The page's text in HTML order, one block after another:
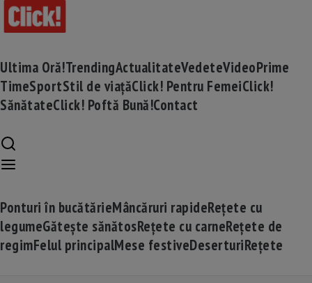
Ultima Oră!TrendingActualitateVedeteVideoPrime
TimeSportStil de viațăClick! Pentru FemeiClick!
SănătateClick! Poftă Bună!Contact
Ponturi în bucătărieMâncăruri rapideRețete cu
legumeGătește sănătosRețete cu carneRețete de
regimFelul principalMese festiveDeserturiRețete